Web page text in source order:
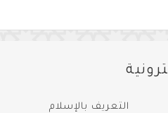
التعريف بالإسلام